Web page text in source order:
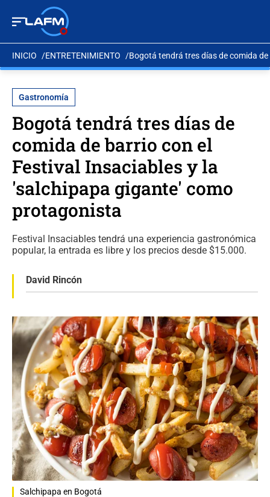
INICIO ENTRETENIMIENTO Bogotá tendrá tres días de comida
Gastronomía
Bogotá tendrá tres días de
comida de barrio con el
Festival Insaciables y la
'salchipapa gigante' como
protagonista
Festival Insaciables tendrá una experiencia gastronómica
popular, la entrada es libre y los precios desde $15.000.
David Rincón
Salchipapa en Bogotá